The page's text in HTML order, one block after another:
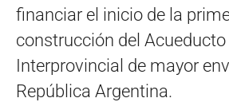
financiar el inicio de la
construcción del Acueducto
Interprovincial de mayor
República Argentina.